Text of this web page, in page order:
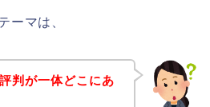
ーマは、
判が一体どこにあ